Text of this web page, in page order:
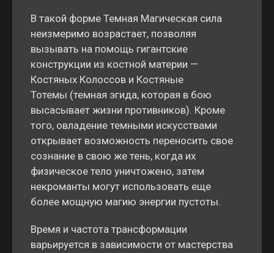
В такой форме Темная Магическая сила
неизмеримо возрастает, позволяя
вызывать на помощь гигантские
конструкции из костной материи —
Костяных Колоссов и Костяные
Тотемы (темная эгида, которая в бою
высасывает жизни противников). Кроме
того, овладение темными искусствами
открывает возможность переносить свое
сознание в свою же тень, когда их
физическое тело уничтожено, затем
некроманты могут использовать еще
более мощную магию энергии пустоты.
Время и частота трансформации
варьируется в зависимости от мастерства